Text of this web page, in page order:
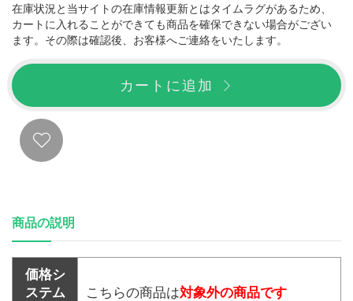
在庫状況と当サイトの在庫情報更新とはタイムラグがあるため、
カートに入れることができても商品を確保できない場合がござい
ます。その際は確認後、お客様へご連絡をいたします。
カートに追加
商品の説明
価格シ
ステム
こちらの商品は対象外の商品です